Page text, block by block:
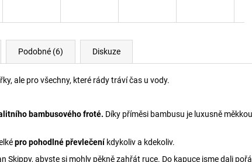
Podobné (6) Diskuze
ale pro všechny, které rády tráví čas u vody.
bambusového froté. Díky příměsi bambusu je luxusně
pro pohodlné převlečeníkdykoliv a kdekoliv.
Skippy, abyste si mohly pěkně zahřát ruce. Do kapuce jsme dali